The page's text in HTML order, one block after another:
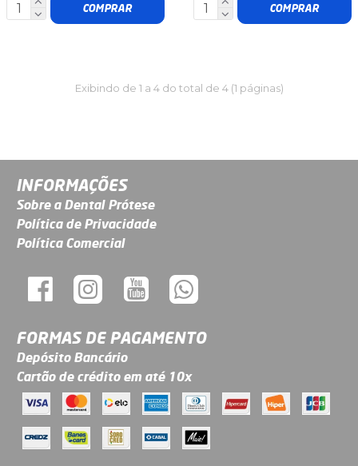
COMPRAR COMPRAR
Exibindo de 1 a 4 do total de 4 (1 páginas)
INFORMAÇÕES
Sobre a Dental Prótese
Política de Privacidade
Política Comercial
FORMAS DE PAGAMENTO
Depósito Bancário
Cartão de crédito em até 10x